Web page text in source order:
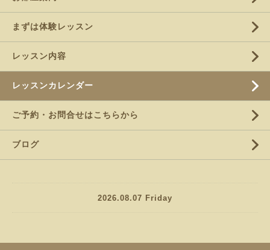
まずは体験レッスン
レッスン内容
レッスンカレンダー
ご予約・お問合せはこちらから
ブログ
2026.08.07 Friday